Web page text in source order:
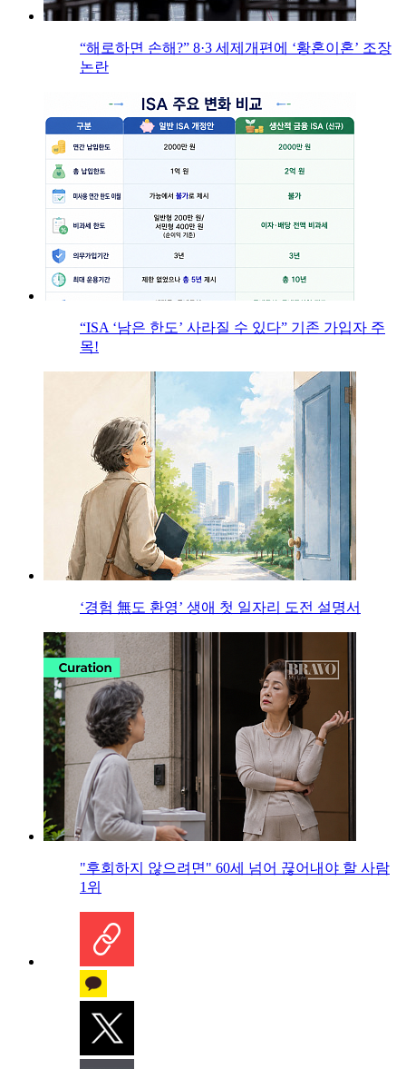
“해로하면 손해?” 8·3 세제개편에 ‘황혼이혼’ 조장
논란
“ISA ‘남은 한도’ 사라질 수 있다” 기존 가입자 주
목!
‘경험 無도 환영’ 생애 첫 일자리 도전 설명서
"후회하지 않으려면" 60세 넘어 끊어내야 할 사람
1위